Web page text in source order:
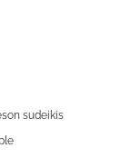
sudeikis